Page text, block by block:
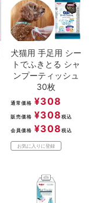
犬猫用 手足用 シー
トでふきとる シャ
ンプーティッシュ
30枚
通常価格 ¥308
販売価格 ¥308 税込
会員価格 ¥308 税込
お気に入りに登録